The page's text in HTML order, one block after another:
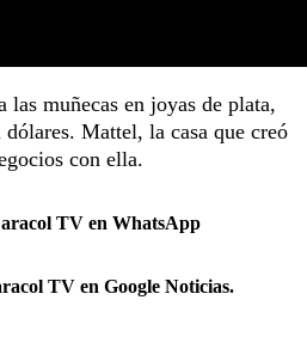
muñecas en joyas de plata,
Mattel, la casa que creó
con ella.
TV en WhatsApp
TV en Google Noticias.